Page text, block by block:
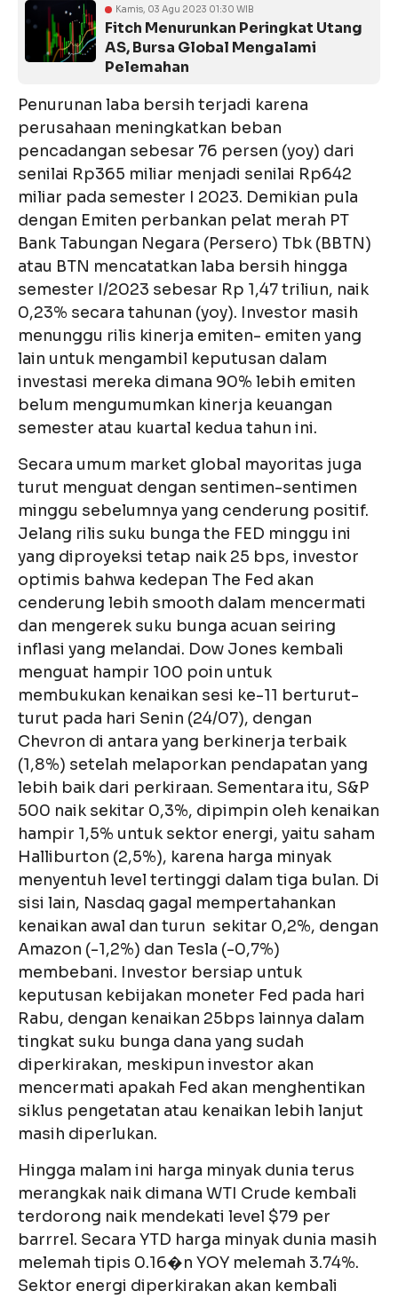
Kamis, 03 Agu 2023 01:30 WIB
Fitch Menurunkan Peringkat Utang
AS, Bursa Global Mengalami
Pelemahan
Penurunan laba bersih terjadi karena
perusahaan meningkatkan beban
pencadangan sebesar 76 persen (yoy) dari
senilai Rp365 miliar menjadi senilai Rp642
miliar pada semester I 2023. Demikian pula
dengan Emiten perbankan pelat merah PT
Bank Tabungan Negara (Persero) Tbk (BBTN)
atau BTN mencatatkan laba bersih hingga
semester I/2023 sebesar Rp 1,47 triliun, naik
0,23% secara tahunan (yoy). Investor masih
menunggu rilis kinerja emiten- emiten yang
lain untuk mengambil keputusan dalam
investasi mereka dimana 90% lebih emiten
belum mengumumkan kinerja keuangan
semester atau kuartal kedua tahun ini.
Secara umum market global mayoritas juga
turut menguat dengan sentimen-sentimen
minggu sebelumnya yang cenderung positif.
Jelang rilis suku bunga the FED minggu ini
yang diproyeksi tetap naik 25 bps, investor
optimis bahwa kedepan The Fed akan
cenderung lebih smooth dalam mencermati
dan mengerek suku bunga acuan seiring
inflasi yang melandai. Dow Jones kembali
menguat hampir 100 poin untuk
membukukan kenaikan sesi ke-11 berturut-
turut pada hari Senin (24/07), dengan
Chevron di antara yang berkinerja terbaik
(1,8%) setelah melaporkan pendapatan yang
lebih baik dari perkiraan. Sementara itu, S&P
500 naik sekitar 0,3%, dipimpin oleh kenaikan
hampir 1,5% untuk sektor energi, yaitu saham
Halliburton (2,5%), karena harga minyak
menyentuh level tertinggi dalam tiga bulan. Di
sisi lain, Nasdaq gagal mempertahankan
kenaikan awal dan turun sekitar 0,2%, dengan
Amazon (-1,2%) dan Tesla (-0,7%)
membebani. Investor bersiap untuk
keputusan kebijakan moneter Fed pada hari
Rabu, dengan kenaikan 25bps lainnya dalam
tingkat suku bunga dana yang sudah
diperkirakan, meskipun investor akan
mencermati apakah Fed akan menghentikan
siklus pengetatan atau kenaikan lebih lanjut
masih diperlukan.
Hingga malam ini harga minyak dunia terus
merangkak naik dimana WTI Crude kembali
terdorong naik mendekati level $79 per
barrrel. Secara YTD harga minyak dunia masih
melemah tipis 0.16�n YOY melemah 3.74%.
Sektor energi diperkirakan akan kembali